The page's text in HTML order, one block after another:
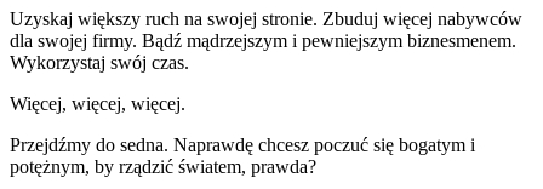
Uzyskaj większy ruch na swojej stronie. Zbuduj więcej nabywców
dla swojej firmy. Bądź mądrzejszym i pewniejszym biznesmenem.
Wykorzystaj swój czas.
Więcej, więcej, więcej.
Przejdźmy do sedna. Naprawdę chcesz poczuć się bogatym i
potężnym, by rządzić światem, prawda?